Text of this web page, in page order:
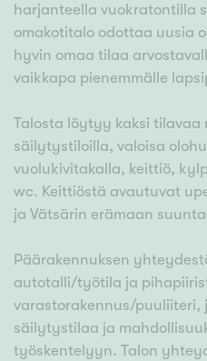
harjanteella vuokratontilla
omakotitalo odottaa uusia
hyvin omaa tilaa
vaikkapa pienemmälle
Talosta löytyy kaksi
säilytystiloilla, valoisa
vuolukivitakalla, keittiö,
wc. Keittiöstä avautuvat
ja Vätsärin erämaan
Päärakennuksen
autotalli/työtila ja
varastorakennus/puuliiteri,
säilytystilaa ja
työskentelyyn. Talon